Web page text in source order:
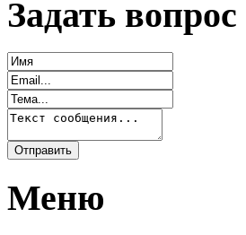
Задать вопрос
Меню